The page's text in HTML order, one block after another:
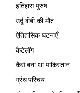
इतिहास पुरुष
उर्दू बीबी की मौत
ऐतिहासिक घटनाएँ
कैटेलॉग
कैसे बना था पाकिस्तान
ग्रंथ परिचय